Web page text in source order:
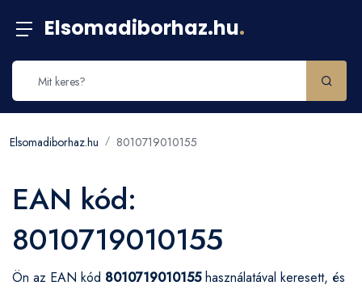
Elsomadiborhaz.hu.
Elsomadiborhaz.hu 8010719010155
EAN kód:
8010719010155
Ön az EAN kód 8010719010155használatával keresett, és